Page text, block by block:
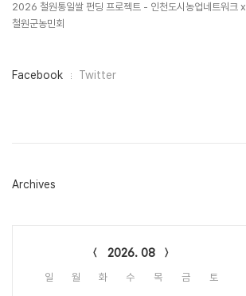
2026 철원통일쌀 펀딩 프로젝트 - 인천도시농업네트워크 x
철원군농민회
페
그
Facebook Twitter
Archives
2026. 08
일 월 화 수 목 금 토